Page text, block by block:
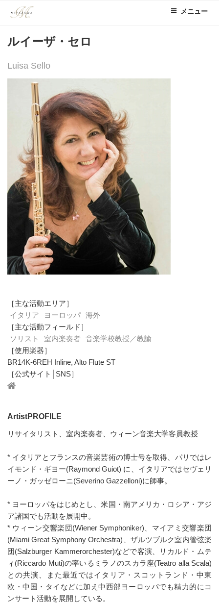
メニュー
ルイーザ・セロ
Luisa Sello
［主な活動エリア］
イタリア
ヨーロッパ 海外
［主な活動フィールド］
ソリスト
室内楽奏者 音楽学校教授／教諭
［使用楽器］
BR14K-6REH Inline, Alto Flute ST
［公式サイト│SNS］
ArtistPROFILE
リサイタリスト、室内楽奏者、ウィーン音楽大学客員教授
* イタリアとフランスの音楽芸術の博士号を取得、パリではレ
イモンド・ギヨー(Raymond Guiot) に、イタリアではセヴェリ
ーノ・ガッゼローニ(Severino Gazzelloni)に師事。
* ヨーロッパをはじめとし、米国・南アメリカ・ロシア・アジ
ア諸国でも活動を展開中。
* ウィーン交響楽団(Wiener Symphoniker)、マイアミ交響楽団
(Miami Great Symphony Orchestra)、ザルツブルク室内管弦楽
団(Salzburger Kammerorchester)などで客演、リカルド・ムテ
ィ(Riccardo Muti)の率いるミラノのスカラ座(Teatro alla Scala)
との共演、また最近ではイタリア・スコットランド・中東
欧・中国・タイなどに加え中西部ヨーロッパでも精力的にコ
ンサート活動を展開している。